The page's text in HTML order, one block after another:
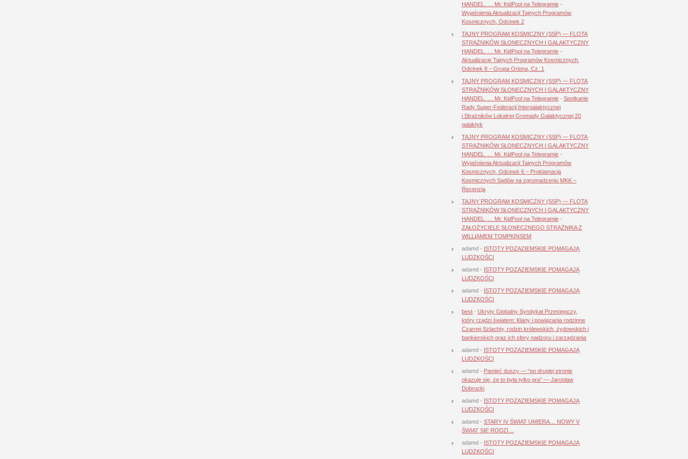
HANDEL. … Mr. KidPool na Telegramie -
Wyjaśnienia Aktualizacji Tajnych Programów
Kosmicznych, Odcinek 2
TAJNY PROGRAM KOSMICZNY (SSP) — FLOTA
STRAŻNIKÓW SŁONECZNYCH I GALAKTYCZNY
HANDEL. … Mr. KidPool na Telegramie -
Aktualizacje Tajnych Programów Kosmicznych,
Odcinek 8 – Grupa Oriona, Cz. 1
TAJNY PROGRAM KOSMICZNY (SSP) — FLOTA
STRAŻNIKÓW SŁONECZNYCH I GALAKTYCZNY
HANDEL. … Mr. KidPool na Telegramie - Spotkanie
Rady Super-Federacji Intergalaktycznej
i Strażników Lokalnej Gromady Galaktycznej 20
galaktyk
TAJNY PROGRAM KOSMICZNY (SSP) — FLOTA
STRAŻNIKÓW SŁONECZNYCH I GALAKTYCZNY
HANDEL. … Mr. KidPool na Telegramie -
Wyjaśnienia Aktualizacji Tajnych Programów
Kosmicznych, Odcinek 6 – Proklamacja
Kosmicznych Sądów na zgromadzeniu MKK –
Recenzja
TAJNY PROGRAM KOSMICZNY (SSP) — FLOTA
STRAŻNIKÓW SŁONECZNYCH I GALAKTYCZNY
HANDEL. … Mr. KidPool na Telegramie -
ZAŁOŻYCIELE SŁONECZNEGO STRAŻNIKA Z
WILLIAMEM TOMPKINSEM
adamd - ISTOTY POZAZIEMSKIE POMAGAJĄ
LUDZKOŚCI
adamd - ISTOTY POZAZIEMSKIE POMAGAJĄ
LUDZKOŚCI
adamd - ISTOTY POZAZIEMSKIE POMAGAJĄ
LUDZKOŚCI
best - Ukryty Globalny Syndykat Przestępczy,
który rządzi światem: Klany i powiązania rodzinne
Czarnej Szlachty, rodzin królewskich, żydowskich i
bankierskich oraz ich sfery nadzoru i zarządzania
adamd - ISTOTY POZAZIEMSKIE POMAGAJĄ
LUDZKOŚCI
adamd - Pamięć duszy — “po drugiej stronie
okazuje się, że to była tylko gra” — Jarosław
Dobrucki
adamd - ISTOTY POZAZIEMSKIE POMAGAJĄ
LUDZKOŚCI
adamd - STARY IV ŚWIAT UMIERA… NOWY V
ŚWIAT SIĘ RODZI…
adamd - ISTOTY POZAZIEMSKIE POMAGAJĄ
LUDZKOŚCI